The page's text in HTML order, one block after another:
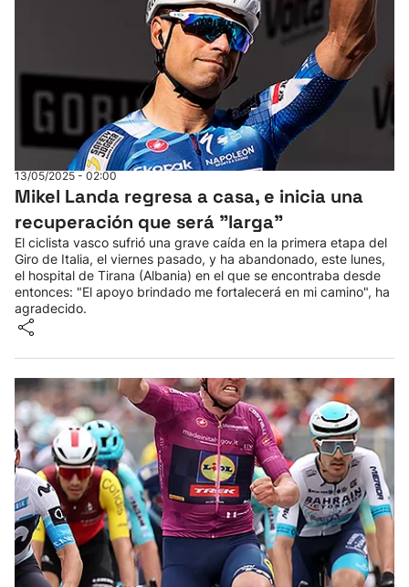
13/05/2025 - 02:00
Mikel Landa regresa a casa, e inicia una
recuperación que será "larga"
El ciclista vasco sufrió una grave caída en la primera etapa del
Giro de Italia, el viernes pasado, y ha abandonado, este lunes,
el hospital de Tirana (Albania) en el que se encontraba desde
entonces: "El apoyo brindado me fortalecerá en mi camino", ha
agradecido.